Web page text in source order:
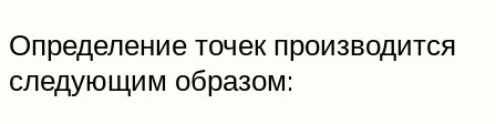
Определение точек производится
следующим образом: